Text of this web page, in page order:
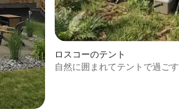
ロスコーのテント
自然に囲まれてテントで過ごす